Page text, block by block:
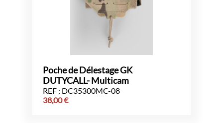
Poche de Délestage GK
DUTYCALL- Multicam
REF : DC35300MC-08
38,00€